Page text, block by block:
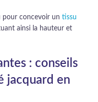
pour concevoir un tissu
ainsi la hauteur et
: conseils
jacquard en